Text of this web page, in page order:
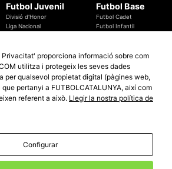
Futbol Juvenil
Divisió d'Honor
Liga Nacional
Futbol Base
Futbol Cadet
Futbol Infantil
Especials
Copa Catalunya Absoluta 2019
Copa del Rei 2019 - 2020
- 2026FutbolCatalunya.com
proporciona informació sobre com
utilitza i protegeix les seves dades
per qualsevol propietat digital (pàgines web,
pertanyi a FUTBOLCATALUNYA, així com
referent a això. Llegir la nostra política de
Configurar